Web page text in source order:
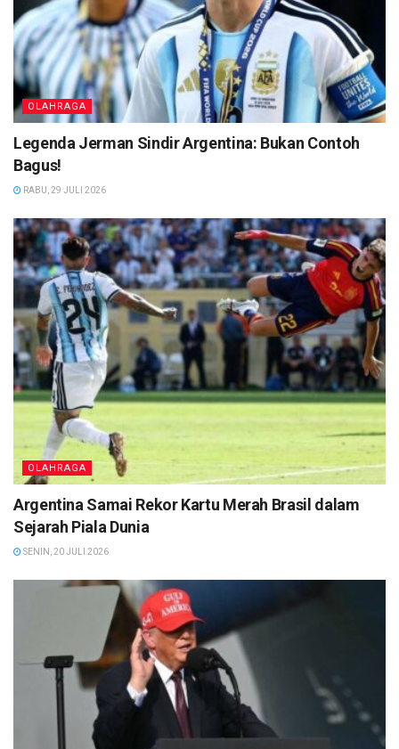
OLAHRAGA
Legenda Jerman Sindir Argentina: Bukan Contoh
Bagus!
RABU, 29 JULI 2026
OLAHRAGA
Argentina Samai Rekor Kartu Merah Brasil dalam
Sejarah Piala Dunia
SENIN, 20 JULI 2026